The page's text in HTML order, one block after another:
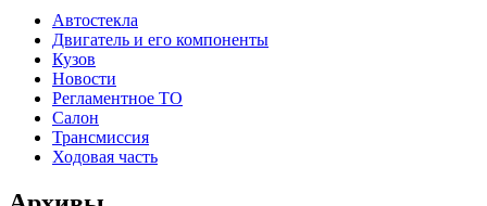
Автостекла
Двигатель и его компоненты
Кузов
Новости
Регламентное ТО
Салон
Трансмиссия
Ходовая часть